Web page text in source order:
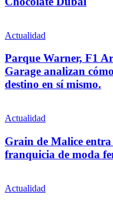
Actualidad
Parque Warner, F1
Garage analizan
destino en sí mismo.
Actualidad
Grain de Malice
franquicia de moda
Actualidad